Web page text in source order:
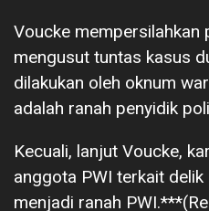
Voucke mempersilahkan
mengusut tuntas kasus
dilakukan oleh oknum
adalah ranah penyidik
Kecuali, lanjut Voucke,
anggota PWI terkait
menjadi ranah